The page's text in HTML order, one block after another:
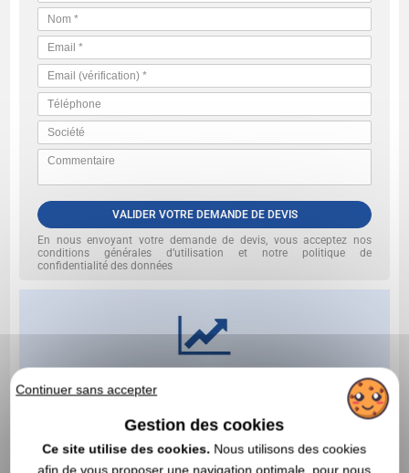
VALIDER VOTRE DEMANDE DE DEVIS
En nous envoyant votre demande de devis, vous acceptez nos
conditions générales d’utilisation et notre politique de
confidentialité des données
Continuer sans accepter
Gestion des cookies
Ce site utilise des cookies. Nous utilisons des cookies
afin de vous proposer une navigation optimale, pour nous